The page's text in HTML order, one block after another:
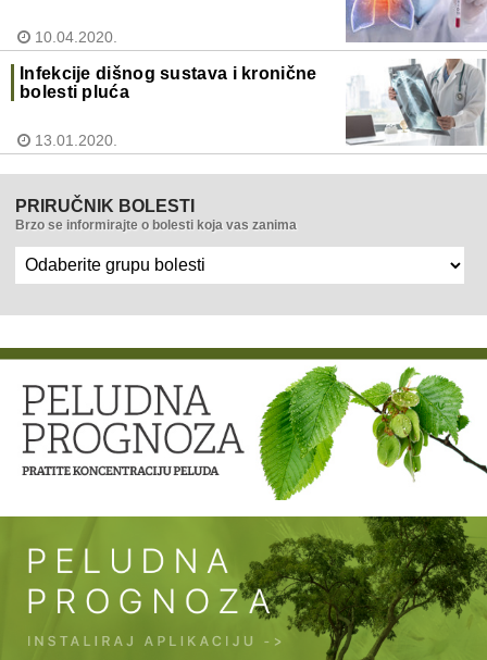
10.04.2020.
Infekcije dišnog sustava i kronične
bolesti pluća
13.01.2020.
PRIRUČNIK BOLESTI
Brzo se informirajte o bolesti koja vas zanima